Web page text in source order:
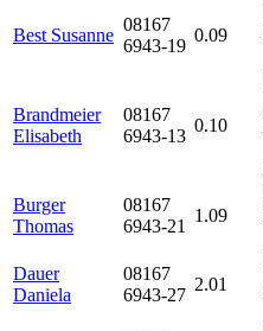
Best Susanne
08167
6943-19
0.09
Brandmeier
Elisabeth
08167
6943-13
0.10
Burger
Thomas
08167
6943-21
1.09
Dauer
Daniela
08167
6943-27
2.01